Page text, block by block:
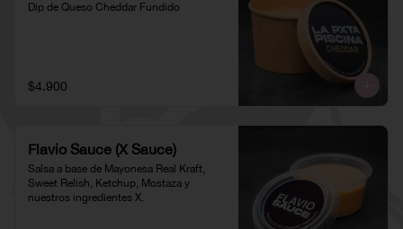
Dip de Queso Cheddar Fundido
$4.900
Flavio Sauce (X Sauce)
Salsa a base de Mayonesa Real Kraft,
Sweet Relish, Ketchup, Mostaza y
nuestros ingredientes X.